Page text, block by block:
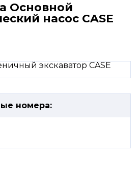
ЦЕНЫ
Основной
насос CASE
номера: